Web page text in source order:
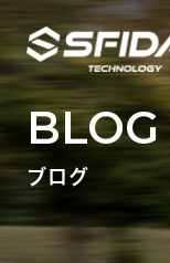
BLOG
ブログ